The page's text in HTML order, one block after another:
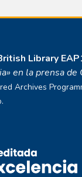
Library
en la prensa de
Archives